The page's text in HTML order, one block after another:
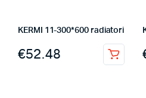
KERMI 11-300*600 radiatori
€52.48